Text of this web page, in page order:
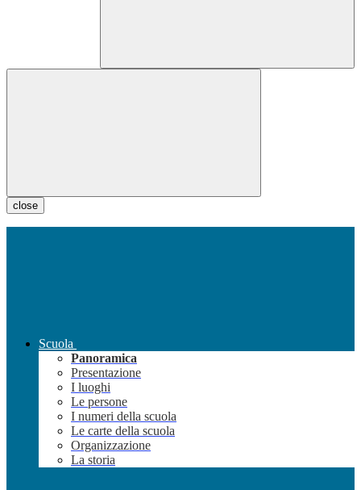
close
Scuola
Panoramica
Presentazione
I luoghi
Le persone
I numeri della scuola
Le carte della scuola
Organizzazione
La storia